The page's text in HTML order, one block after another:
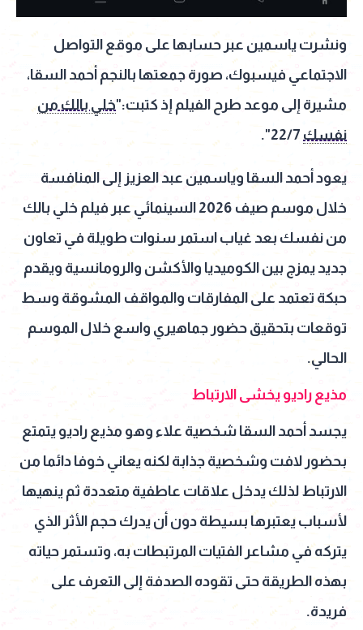
ونشرت ياسمين عبر حسابها على موقع التواصل
الاجتماعي فيسبوك، صورة جمعتها بالنجم أحمد السقا،
مشيرة إلى موعد طرح الفيلم إذ كتبت:"خلي بالك من
نفسك
يعود أحمد السقا وياسمين عبد العزيز إلى المنافسة
خلال موسم صيف 2026 السينمائي عبر فيلم خلي بالك
من نفسك بعد غياب استمر سنوات طويلة في تعاون
جديد يمزج بين الكوميديا والأكشن والرومانسية ويقدم
حبكة تعتمد على المفارقات والمواقف المشوقة وسط
توقعات بتحقيق حضور جماهيري واسع خلال الموسم
الحالي.
مذيع راديو يخشى الارتباط
يجسد أحمد السقا شخصية علاء وهو مذيع راديو يتمتع
بحضور لافت وشخصية جذابة لكنه يعاني خوفا دائما من
الارتباط لذلك يدخل علاقات عاطفية متعددة ثم ينهيها
لأسباب يعتبرها بسيطة دون أن يدرك حجم الأثر الذي
يتركه في مشاعر الفتيات المرتبطات به، وتستمر حياته
بهذه الطريقة حتى تقوده الصدفة إلى التعرف على
فريدة.